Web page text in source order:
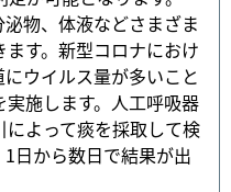
物、体液などさまざま
す。新型コロナにおけ
ウイルス量が多いこと
施します。人工呼吸器
よって痰を採取して検
日から数日で結果が出